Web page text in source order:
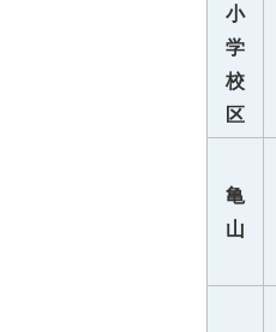
小
学
校
区
亀
山